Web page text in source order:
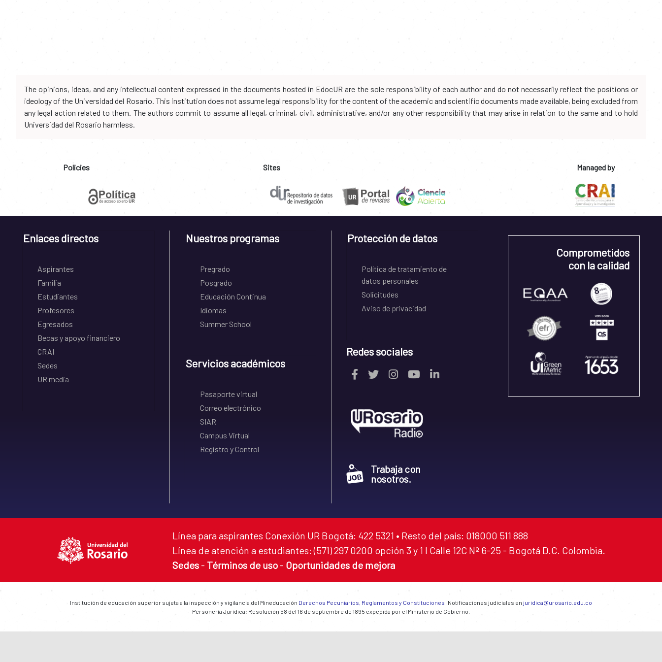
The opinions, ideas, and any intellectual content expressed in the documents hosted in EdocUR are the sole responsibility of each author and do not necessarily reflect the positions or
ideology of the Universidad del Rosario. This institution does not assume legal responsibility for the content of the academic and scientific documents made available, being excluded from
any legal action related to them. The authors commit to assume all legal, criminal, civil, administrative, and/or any other responsibility that may arise in relation to the same and to hold
Universidad del Rosario harmless.
Policies Sites Managed by
Enlaces directos
Aspirantes
Familia
Estudiantes
Profesores
Egresados
Becas y apoyo financiero
CRAI
Sedes
UR media
Nuestros programas
Pregrado
Posgrado
Educación Continua
Idiomas
Summer School
Servicios académicos
Pasaporte virtual
Correo electrónico
SIAR
Campus Virtual
Registro y Control
Protección de datos
Política de tratamiento de
datos personales
Solicitudes
Aviso de privacidad
Redes sociales
Trabaja con
nosotros.
Comprometidos
con la calidad
Línea para aspirantes Conexión UR Bogotá: 422 5321 • Resto del país: 018000 511 888
Línea de atención a estudiantes: (571) 297 0200 opción 3 y 1 I Calle 12C Nº 6-25 - Bogotá D.C. Colombia.
Sedes - Términos de uso - Oportunidades de mejora
Institución de educación superior sujeta a la inspección y vigilancia del Mineducación Derechos Pecuniarios, Reglamentos y Constituciones | Notificaciones judiciales en juridica@urosario.edu.co
Personería Jurídica: Resolución 58 del 16 de septiembre de 1895 expedida por el Ministerio de Gobierno.